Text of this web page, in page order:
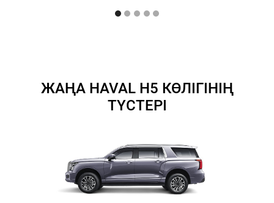
ЖАҢА HAVAL H5 КӨЛІГІНІҢ
ТҮСТЕРІ